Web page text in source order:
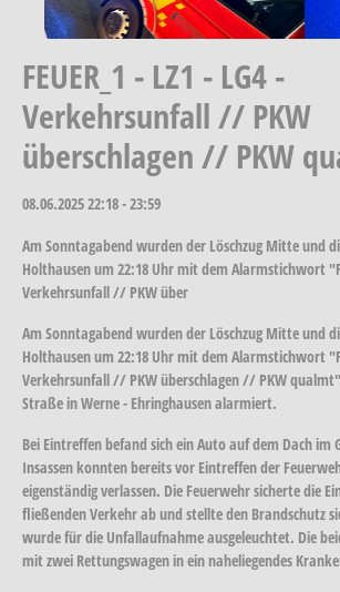
FEUER_1 - LZ1 - LG4 -
Verkehrsunfall // PKW
überschlagen // PKW
08.06.202522:18 - 23:59
Am Sonntagabend wurden der Löschzug Mitte und
Holthausen um 22:18 Uhr mit dem Alarmstichwort
Verkehrsunfall // PKW über
Am Sonntagabend wurden der Löschzug Mitte und
Holthausen um 22:18 Uhr mit dem Alarmstichwort
Verkehrsunfall // PKW überschlagen // PKW
Straße in Werne - Ehringhausen alarmiert.
Bei Eintreffen befand sich ein Auto auf dem Dach im
Insassen konnten bereits vor Eintreffen der
eigenständig verlassen. Die Feuerwehr sicherte die
fließenden Verkehr ab und stellte den Brandschutz
wurde für die Unfallaufnahme ausgeleuchtet. Die
mit zwei Rettungswagen in ein naheliegendes